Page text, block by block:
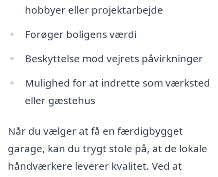
hobbyer eller projektarbejde
Forøger boligens værdi
Beskyttelse mod vejrets påvirkninger
Mulighed for at indrette som værksted
eller gæstehus
Når du vælger at få en færdigbygget
garage, kan du trygt stole på, at de lokale
håndværkere leverer kvalitet. Ved at